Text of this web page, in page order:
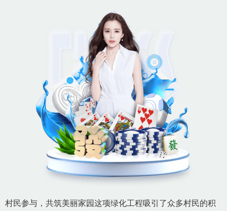
村民参与，共筑美丽家园这项绿化工程吸引了众多村民的积